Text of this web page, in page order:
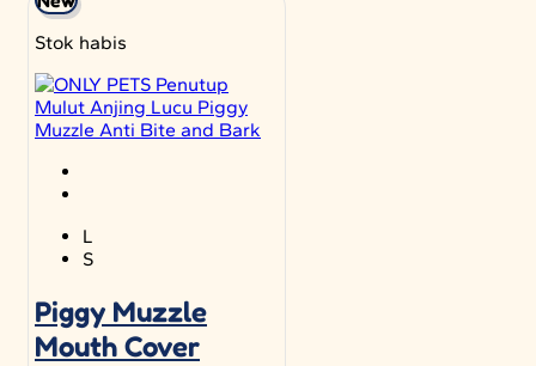
Stok habis
L
S
Piggy Muzzle
Mouth Cover